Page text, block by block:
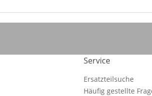
Service
Ersatzteilsuche
Häufig gestellte